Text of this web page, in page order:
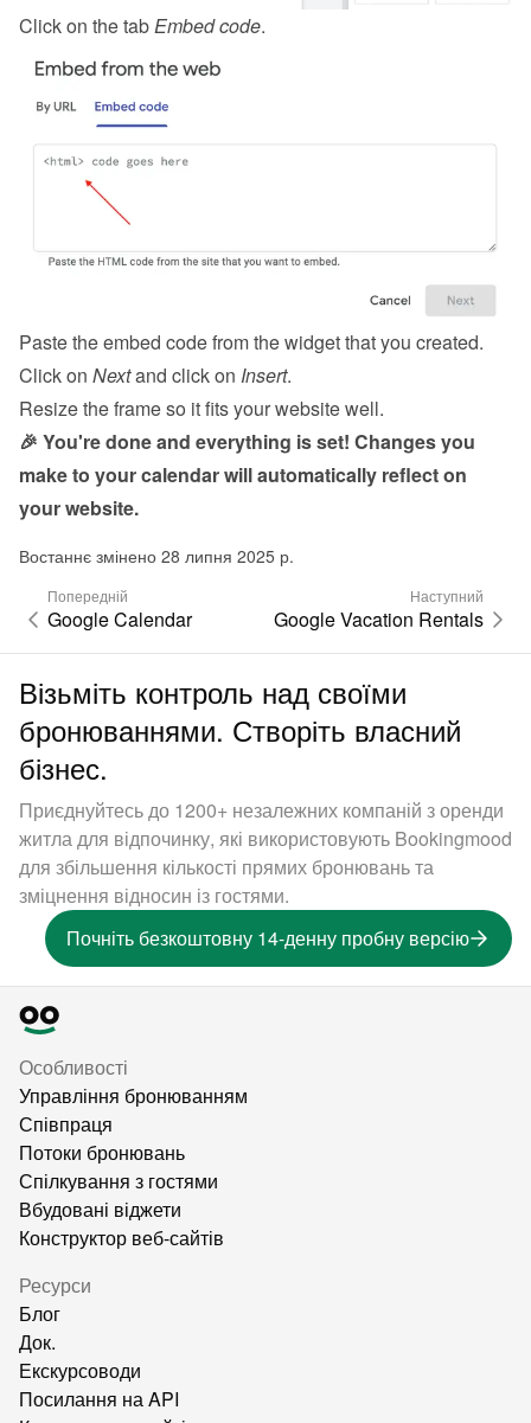
Click on the tab Embed code.
Paste the embed code from the widget that you created.
Click on Next and click on Insert.
Resize the frame so it fits your website well.
🎉 You're done and everything is set! Changes you
make to your calendar will automatically reflect on
your website.
Востаннє змінено 28 липня 2025 р.
Попередній
Google Calendar
Наступний
Google Vacation Rentals
Візьміть контроль над своїми
бронюваннями. Створіть власний
бізнес.
Приєднуйтесь до 1200+ незалежних компаній з оренди
житла для відпочинку, які використовують Bookingmood
для збільшення кількості прямих бронювань та
зміцнення відносин із гостями.
Почніть безкоштовну 14-денну пробну версію
Особливості
Управління бронюванням
Співпраця
Потоки бронювань
Спілкування з гостями
Вбудовані віджети
Конструктор веб-сайтів
Ресурси
Блог
Док.
Екскурсоводи
Посилання на API